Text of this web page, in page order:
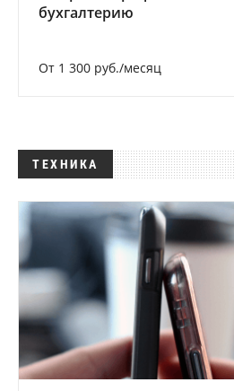
бухгалтерию
От 1 300 руб./месяц
ТЕХНИКА